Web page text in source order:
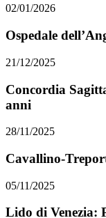
02/01/2026
Ospedale
21/12/2025
Concordia
anni
28/11/2025
Cavallino-
05/11/2025
Lido di Venezia: